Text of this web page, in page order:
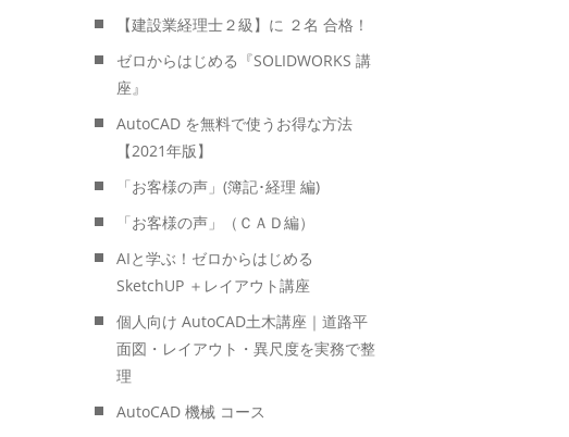
【建設業経理士２級】に ２名 合格！
ゼロからはじめる『SOLIDWORKS 講
座』
AutoCAD を無料で使うお得な方法
【2021年版】
「お客様の声」(簿記･経理 編)
「お客様の声」（ＣＡＤ編）
AIと学ぶ！ゼロからはじめる
SketchUP ＋レイアウト講座
個人向け AutoCAD土木講座｜道路平
面図・レイアウト・異尺度を実務で整
理
AutoCAD 機械 コース